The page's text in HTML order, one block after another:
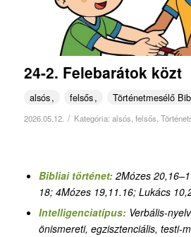
24-2. Felebarátok közt
alsós felsős Történetmesélő
2026.05.12. / Kategória: alsós, felsős,
Bibliai történet:2Mózes
18;4Mózes 19,11.16;Lukács
Intelligenciatípus: Verbális-
önismereti, egzisztenciális, testi-